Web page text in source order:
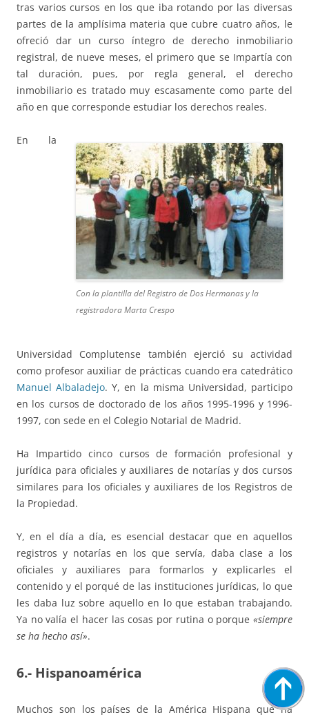
tras varios cursos en los que iba rotando por las diversas
partes de la amplísima materia que cubre cuatro años, le
ofreció dar un curso íntegro de derecho inmobiliario
registral, de nueve meses, el primero que se Impartía con
tal duración, pues, por regla general, el derecho
inmobiliario es tratado muy escasamente como parte del
año en que corresponde estudiar los derechos reales.
Con la plantilla del Registro de Dos Hermanas y la
registradora Marta Crespo
En la
Universidad Complutense también ejerció su actividad
como profesor auxiliar de prácticas cuando era catedrático
Manuel Albaladejo. Y, en la misma Universidad, participo
en los cursos de doctorado de los años 1995-1996 y 1996-
1997, con sede en el Colegio Notarial de Madrid.
Ha Impartido cinco cursos de formación profesional y
jurídica para oficiales y auxiliares de notarías y dos cursos
similares para los oficiales y auxiliares de los Registros de
la Propiedad.
Y, en el día a día, es esencial destacar que en aquellos
registros y notarías en los que servía, daba clase a los
oficiales y auxiliares para formarlos y explicarles el
contenido y el porqué de las instituciones jurídicas, lo que
les daba luz sobre aquello en lo que estaban trabajando.
Ya no valía el hacer las cosas por rutina o porque «siempre
se ha hecho así».
6.- Hispanoamérica
Muchos son los países de la América Hispana que ha